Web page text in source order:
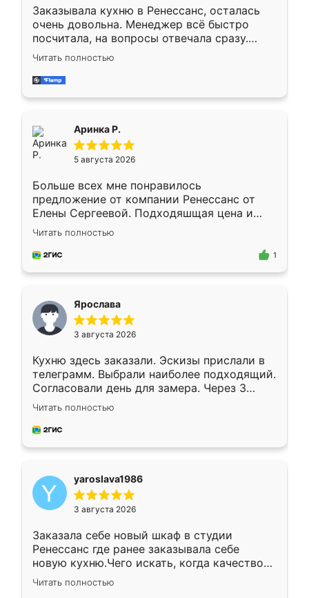
Заказывала кухню в Ренессанс, осталась
очень довольна. Менеджер всё быстро
посчитала, на вопросы отвечала сразу.
Замерщик приехал в субботу, подошёл к
делу со всей ответственностью. Собрали
за день, ребята работали аккуратно, даже
Читать полностью
Аринка Р.
5 августа 2026
Больше всех мне понравилось
предложение от компании Ренессанс от
Елены Сергеевой. Подходяшщая цена и
короткие сроки изготовления. Приехавший
для замера сотрудник Владислав
предложил по моему эскизу самый
Читать полностью
1
Ярослава
3 августа 2026
Кухню здесь заказали. Эскизы прислали в
телеграмм. Выбрали наиболее подходящий.
Согласовали день для замера. Через 3
недели кухня была уже готова. Остались
довольны работой. Спасибо Ренессанс
мебель за качественную работу!
Читать полностью
yaroslava1986
3 августа 2026
Заказала себе новый шкаф в студии
Ренессанс где ранее заказывала себе
новую кухню.Чего искать, когда качеством
вполне довольна. Служит кухня уже почти
два года, нареканий нет.
Читать полностью